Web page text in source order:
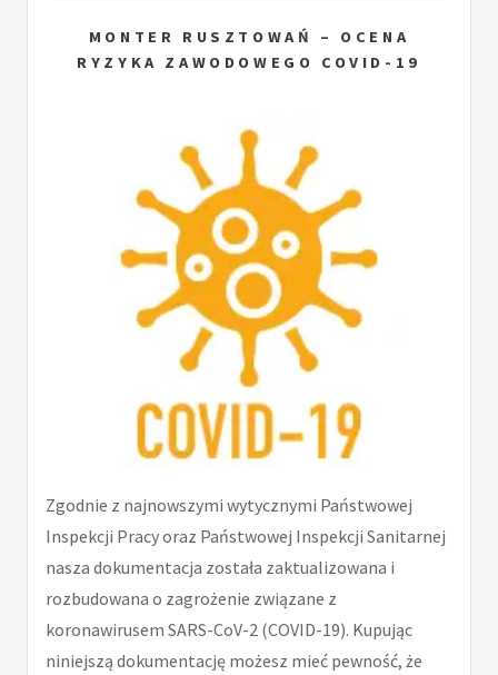
MONTER RUSZTOWAŃ – OCENA
RYZYKA ZAWODOWEGO COVID-19
Zgodnie z najnowszymi wytycznymi Państwowej
Inspekcji Pracy oraz Państwowej Inspekcji Sanitarnej
nasza dokumentacja została zaktualizowana i
rozbudowana o zagrożenie związane z
koronawirusem SARS-CoV-2 (COVID-19). Kupując
niniejszą dokumentację możesz mieć pewność, że